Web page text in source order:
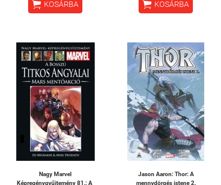
 KOSÁRBA  KOSÁRBA
Nagy Marvel
Képregénygyűjtemény 81.: A ​
Jason Aaron: Thor: A
mennydörgés istene 2.